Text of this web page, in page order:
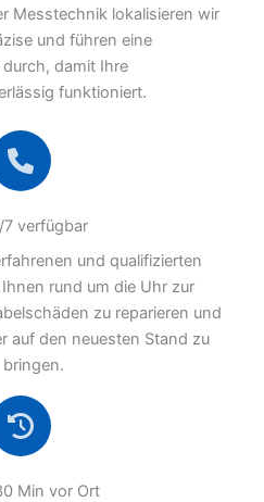
Messtechnik lokalisieren wir
und führen eine
durch, damit Ihre
funktioniert.
7 verfügbar
und qualifizierten
rund um die Uhr zur
zu reparieren und
auf den neuesten Stand zu
bringen.
Min vor Ort